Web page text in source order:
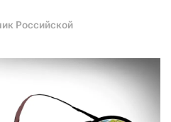
Российской
свое гражданство РФ
С ДРУЗЬЯМИ